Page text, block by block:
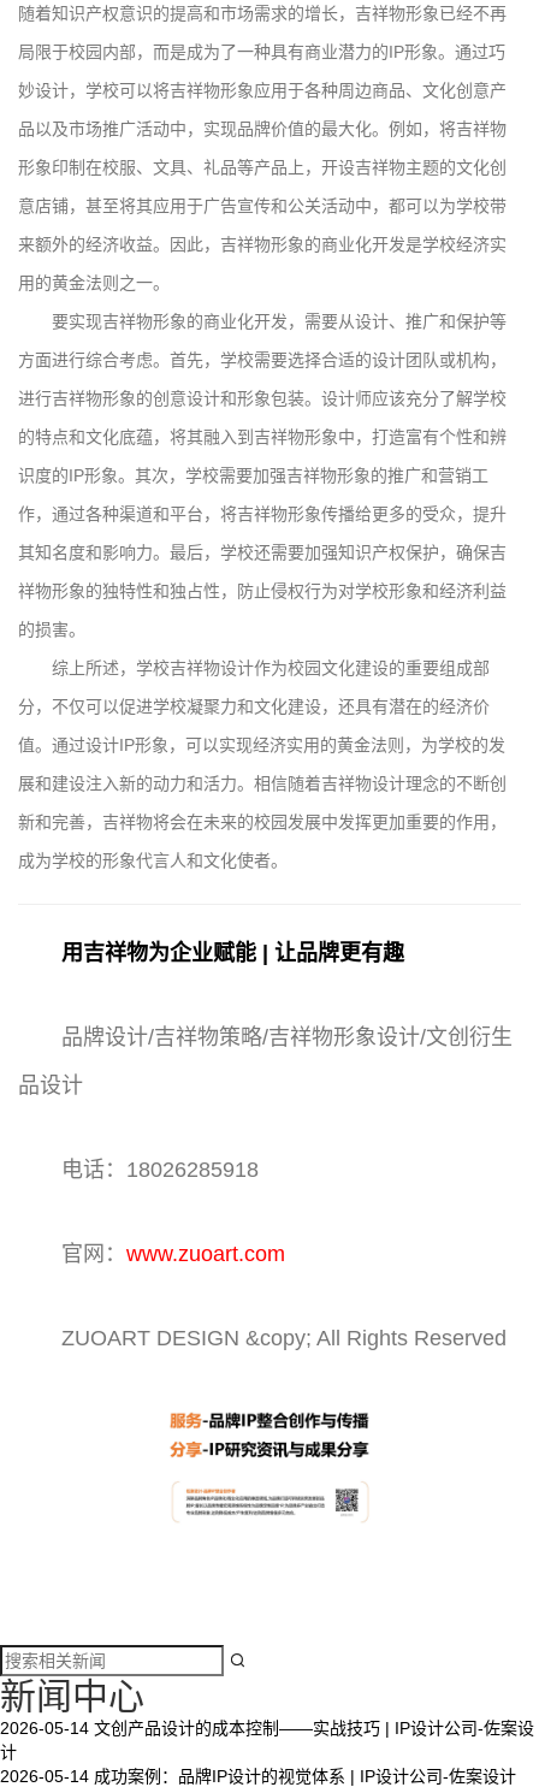
随着知识产权意识的提高和市场需求的增长，吉祥物形象已经不再
局限于校园内部，而是成为了一种具有商业潜力的IP形象。通过巧
妙设计，学校可以将吉祥物形象应用于各种周边商品、文化创意产
品以及市场推广活动中，实现品牌价值的最大化。例如，将吉祥物
形象印制在校服、文具、礼品等产品上，开设吉祥物主题的文化创
意店铺，甚至将其应用于广告宣传和公关活动中，都可以为学校带
来额外的经济收益。因此，吉祥物形象的商业化开发是学校经济实
用的黄金法则之一。
要实现吉祥物形象的商业化开发，需要从设计、推广和保护等
方面进行综合考虑。首先，学校需要选择合适的设计团队或机构，
进行吉祥物形象的创意设计和形象包装。设计师应该充分了解学校
的特点和文化底蕴，将其融入到吉祥物形象中，打造富有个性和辨
识度的IP形象。其次，学校需要加强吉祥物形象的推广和营销工
作，通过各种渠道和平台，将吉祥物形象传播给更多的受众，提升
其知名度和影响力。最后，学校还需要加强知识产权保护，确保吉
祥物形象的独特性和独占性，防止侵权行为对学校形象和经济利益
的损害。
综上所述，学校吉祥物设计作为校园文化建设的重要组成部
分，不仅可以促进学校凝聚力和文化建设，还具有潜在的经济价
值。通过设计IP形象，可以实现经济实用的黄金法则，为学校的发
展和建设注入新的动力和活力。相信随着吉祥物设计理念的不断创
新和完善，吉祥物将会在未来的校园发展中发挥更加重要的作用，
成为学校的形象代言人和文化使者。
用吉祥物为企业赋能 | 让品牌更有趣
品牌设计/吉祥物策略/吉祥物形象设计/文创衍生
品设计
电话：18026285918
官网： www.zuoart.com
ZUOART DESIGN &copy; All Rights Reserved

新闻中心
2026-05-14 文创产品设计的成本控制——实战技巧 | IP设计公司-佐案设
计
2026-05-14 成功案例：品牌IP设计的视觉体系 | IP设计公司-佐案设计